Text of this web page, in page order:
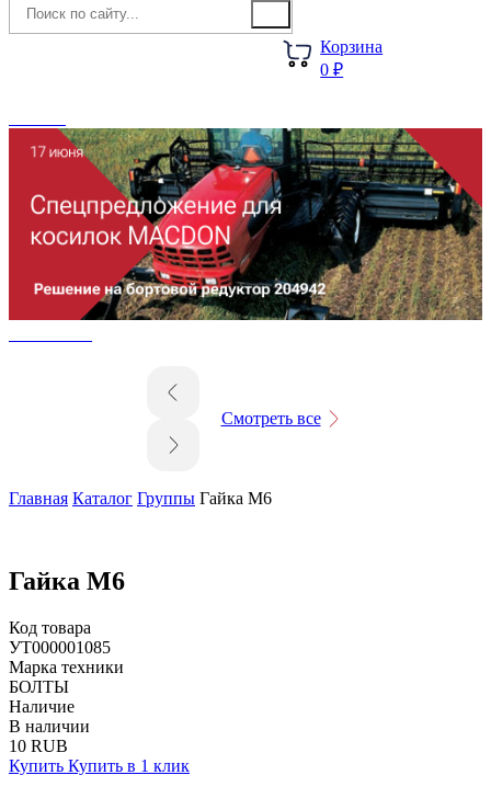
Корзина
0 ₽
Смотреть все
Главная Каталог Группы Гайка М6
Гайка М6
Код товара
УТ000001085
Марка техники
БОЛТЫ
Наличие
В наличии
10 RUB
Купить Купить в 1 клик